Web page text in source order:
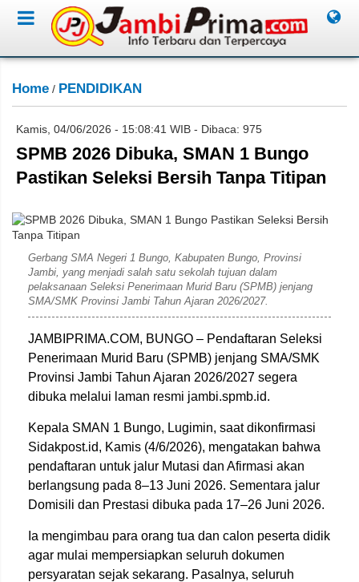
Home / PENDIDIKAN
Kamis, 04/06/2026 - 15:08:41 WIB - Dibaca: 975
SPMB 2026 Dibuka, SMAN 1 Bungo
Pastikan Seleksi Bersih Tanpa Titipan
Gerbang SMA Negeri 1 Bungo, Kabupaten Bungo, Provinsi
Jambi, yang menjadi salah satu sekolah tujuan dalam
pelaksanaan Seleksi Penerimaan Murid Baru (SPMB) jenjang
SMA/SMK Provinsi Jambi Tahun Ajaran 2026/2027.
JAMBIPRIMA.COM, BUNGO – Pendaftaran Seleksi
Penerimaan Murid Baru (SPMB) jenjang SMA/SMK
Provinsi Jambi Tahun Ajaran 2026/2027 segera
dibuka melalui laman resmi jambi.spmb.id.
Kepala SMAN 1 Bungo, Lugimin, saat dikonfirmasi
Sidakpost.id, Kamis (4/6/2026), mengatakan bahwa
pendaftaran untuk jalur Mutasi dan Afirmasi akan
berlangsung pada 8–13 Juni 2026. Sementara jalur
Domisili dan Prestasi dibuka pada 17–26 Juni 2026.
Ia mengimbau para orang tua dan calon peserta didik
agar mulai mempersiapkan seluruh dokumen
persyaratan sejak sekarang. Pasalnya, seluruh